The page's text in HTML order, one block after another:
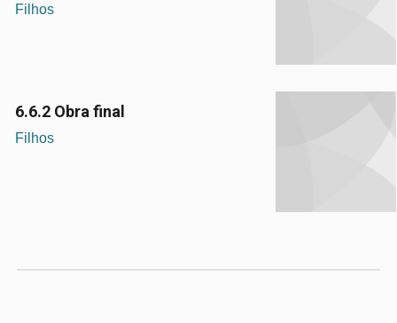
Filhos
6.6.2 Obra final
Filhos